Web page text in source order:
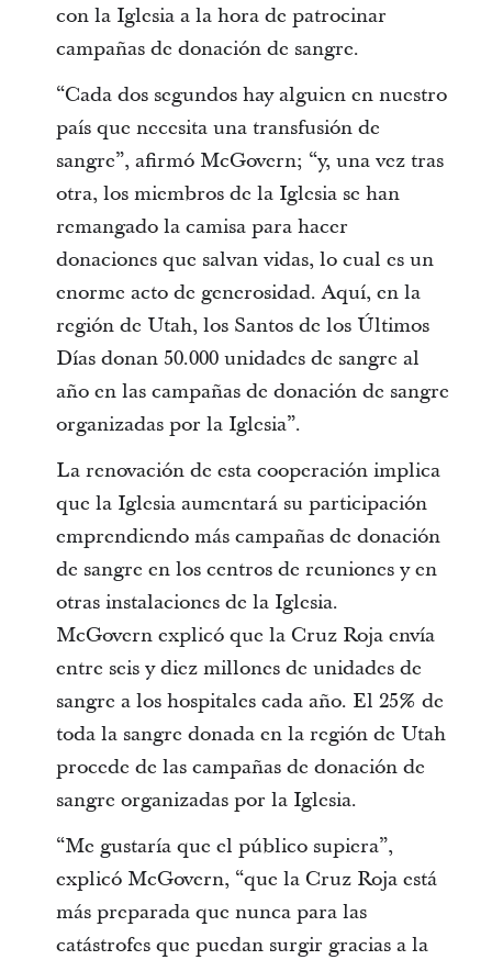
con la Iglesia a la hora de patrocinar
campañas de donación de sangre.
“Cada dos segundos hay alguien en nuestro
país que necesita una transfusión de
sangre”, afirmó McGovern; “y, una vez tras
otra, los miembros de la Iglesia se han
remangado la camisa para hacer
donaciones que salvan vidas, lo cual es un
enorme acto de generosidad. Aquí, en la
región de Utah, los Santos de los Últimos
Días donan 50.000 unidades de sangre al
año en las campañas de donación de sangre
organizadas por la Iglesia”.
La renovación de esta cooperación implica
que la Iglesia aumentará su participación
emprendiendo más campañas de donación
de sangre en los centros de reuniones y en
otras instalaciones de la Iglesia.
McGovern explicó que la Cruz Roja envía
entre seis y diez millones de unidades de
sangre a los hospitales cada año. El 25% de
toda la sangre donada en la región de Utah
procede de las campañas de donación de
sangre organizadas por la Iglesia.
“Me gustaría que el público supiera”,
explicó McGovern, “que la Cruz Roja está
más preparada que nunca para las
catástrofes que puedan surgir gracias a la